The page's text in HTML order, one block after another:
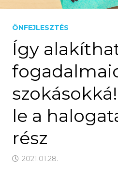
ÖNFEJLESZTÉS
Így
le a
rész
2021.01.28.